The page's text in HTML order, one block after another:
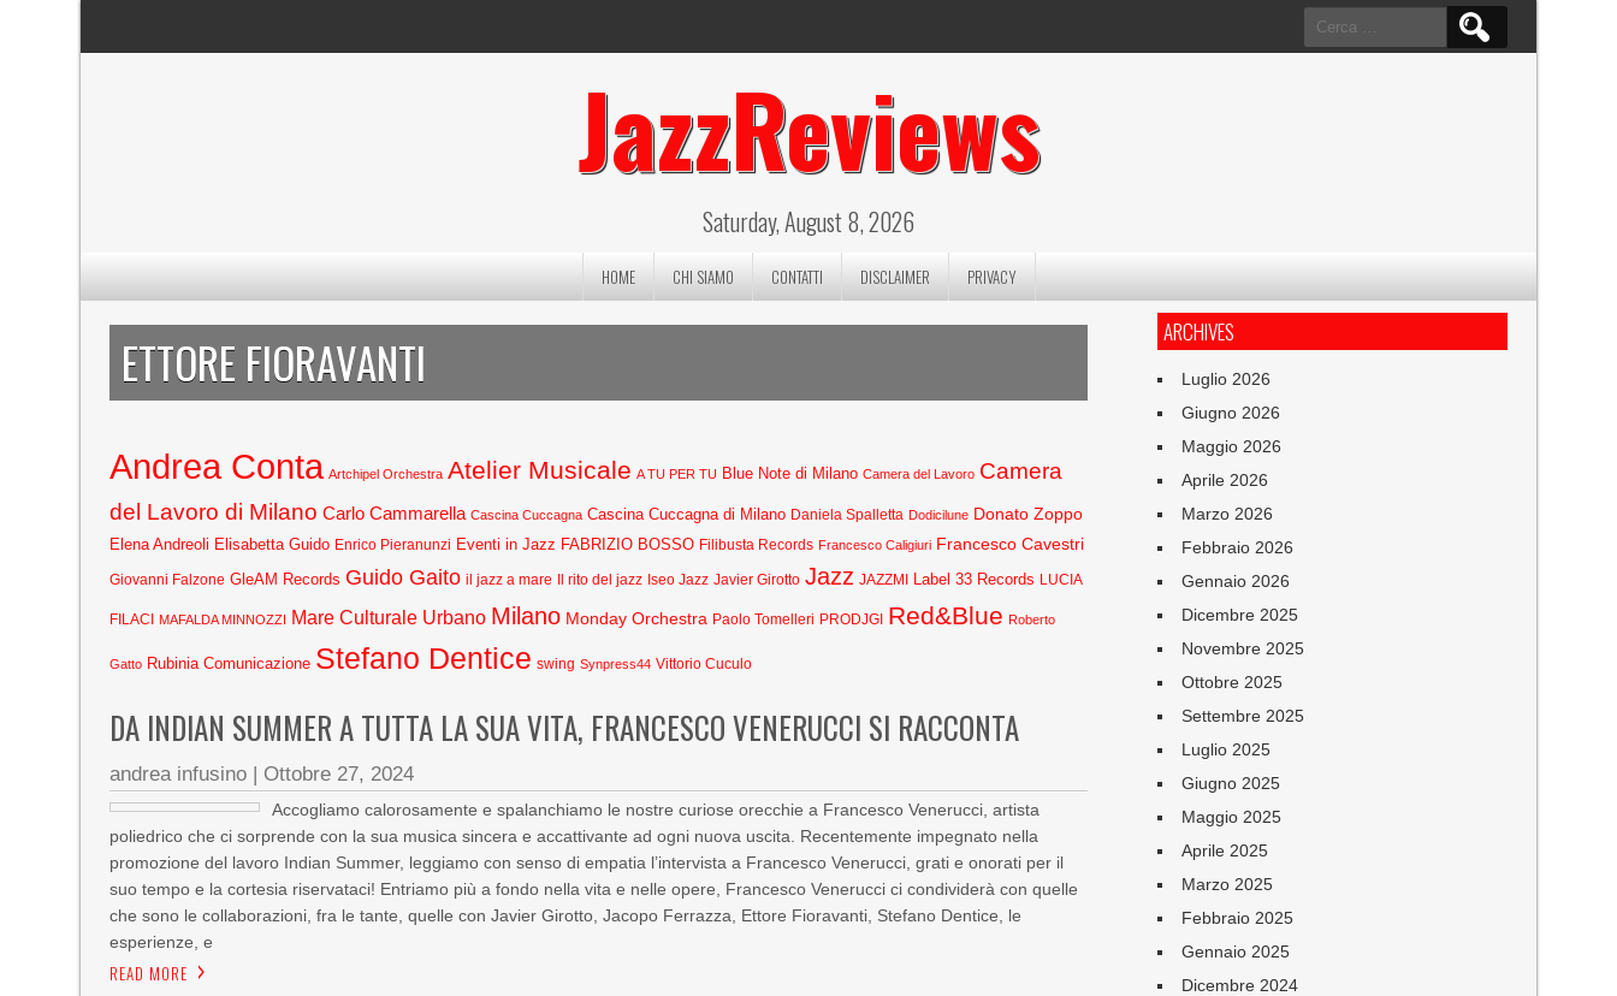
Ricerca
per:
JazzReviews
Saturday, August 8, 2026
HOME CHI SIAMO CONTATTI DISCLAIMER PRIVACY
ETTORE FIORAVANTI
Andrea Conta Artchipel Orchestra Atelier Musicale A TU PER TU Blue Note di Milano Camera del Lavoro Camera
del Lavoro di Milano Carlo Cammarella Cascina Cuccagna Cascina Cuccagna di Milano Daniela Spalletta Dodicilune Donato Zoppo
Elena Andreoli Elisabetta Guido Enrico Pieranunzi Eventi in Jazz FABRIZIO BOSSO Filibusta Records Francesco Caligiuri Francesco Cavestri
Giovanni Falzone GleAM Records Guido Gaito il jazz a mare Il rito del jazz Iseo Jazz Javier Girotto Jazz JAZZMI Label 33 Records LUCIA
FILACI MAFALDA MINNOZZI Mare Culturale Urbano Milano Monday Orchestra Paolo Tomelleri PRODJGI Red&Blue Roberto
Gatto Rubinia Comunicazione Stefano Dentice swing Synpress44 Vittorio Cuculo
DA INDIAN SUMMER A TUTTA LA SUA VITA, FRANCESCO VENERUCCI SI RACCONTA
andrea infusino | Ottobre 27, 2024
Accogliamo calorosamente e spalanchiamo le nostre curiose orecchie a Francesco Venerucci, artista
poliedrico che ci sorprende con la sua musica sincera e accattivante ad ogni nuova uscita. Recentemente impegnato nella
promozione del lavoro Indian Summer, leggiamo con senso di empatia l’intervista a Francesco Venerucci, grati e onorati per il
suo tempo e la cortesia riservataci! Entriamo più a fondo nella vita e nelle opere, Francesco Venerucci ci condividerà con quelle
che sono le collaborazioni, fra le tante, quelle con Javier Girotto, Jacopo Ferrazza, Ettore Fioravanti, Stefano Dentice, le
esperienze, e
READ MORE
ARCHIVES
Luglio 2026
Giugno 2026
Maggio 2026
Aprile 2026
Marzo 2026
Febbraio 2026
Gennaio 2026
Dicembre 2025
Novembre 2025
Ottobre 2025
Settembre 2025
Luglio 2025
Giugno 2025
Maggio 2025
Aprile 2025
Marzo 2025
Febbraio 2025
Gennaio 2025
Dicembre 2024